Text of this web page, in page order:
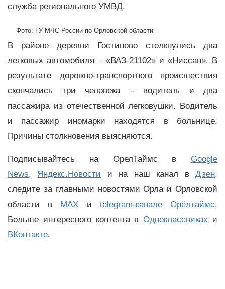
служба регионального УМВД.
Фото: ГУ МЧС России по Орловской области
В районе деревни Гостиново столкнулись два
легковых автомобиля – «ВАЗ-21102» и «Ниссан». В
результате дорожно-транспортного происшествия
скончались три человека – водитель и два
пассажира из отечественной легковушки. Водитель
и пассажир иномарки находятся в больнице.
Причины столкновения выясняются.
Подписывайтесь на ОрелТаймс в Google
News, Яндекс.Новости и на наш канал вДзен,
следите за главными новостями Орла и Орловской
области в MAX и telegram-канале Орёлтаймс.
Больше интересного контента вОдноклассниках и
ВКонтакте.